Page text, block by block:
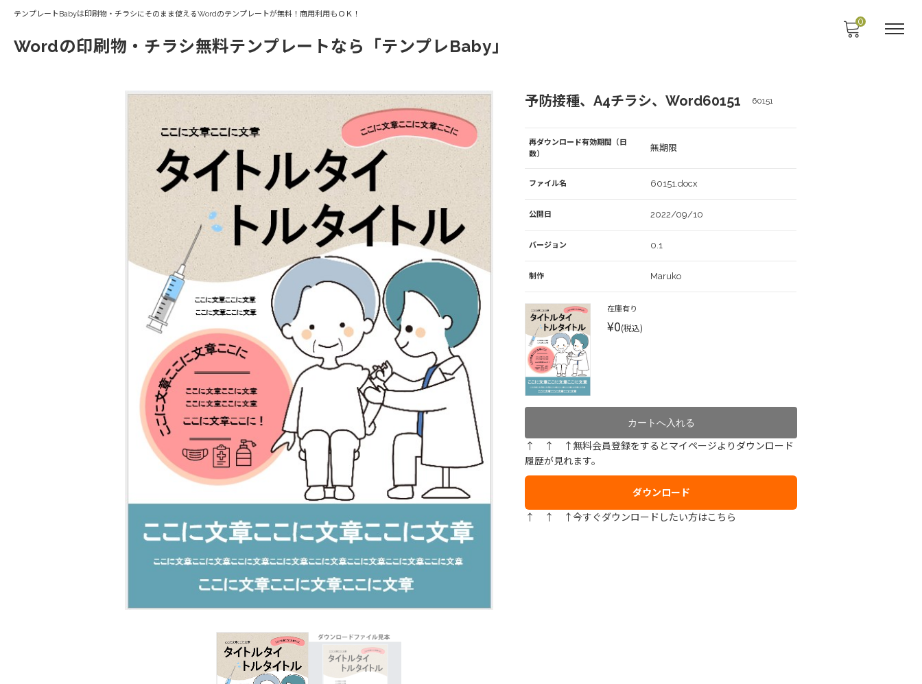
テンプレートBabyは印刷物・チラシにそのまま使えるWordのテンプレートが無料！商用利用もＯＫ！
Wordの印刷物・チラシ無料テンプレートなら「テンプレBaby」
0
予防接種、A4チラシ、Word60151 60151
再ダウンロード有効期間（日
数）
無期限
ファイル名 60151.docx
公開日 2022/09/10
バージョン 0.1
制作 Maruko
在庫有り
¥0(税込)
↑ ↑ ↑無料会員登録をするとマイページよりダウンロード
履歴が見れます。
ダウンロード
↑ ↑ ↑今すぐダウンロードしたい方はこちら